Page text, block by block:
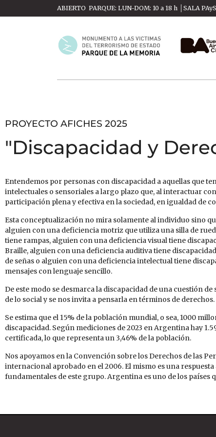
ABIERTO PARQUE: LUN-DOM: 10 a 18 h │SALA
PROYECTO AFICHES 2025
"Discapacidad y
Entendemos por personas con discapacidad a aquellas que
intelectuales o sensoriales a largo plazo que, al interactuar
participación plena y efectiva en la sociedad, en igualdad de
Esta conceptualización no mira solamente al individuo sino
alguien con una deficiencia motriz que utiliza una silla de
tiene rampas, alguien con una deficiencia visual tiene
Braille, alguien con una deficiencia auditiva tiene
de señas o alguien con una deficiencia intelectual tiene
mensajes con lenguaje sencillo.
De este modo se desmarca la discapacidad de una cuestión
de lo social y se nos invita a pensarla en términos de derechos.
Se estima que el 15% de la población mundial, o sea, 1000
discapacidad. Según mediciones de 2023 en Argentina hay
certificada, lo que representa un 3,46% de la población.
Nos apoyamos en la Convención sobre los Derechos de las
internacional aprobado en el 2006. El mismo es una
fundamentales de este grupo. Argentina es uno de los países